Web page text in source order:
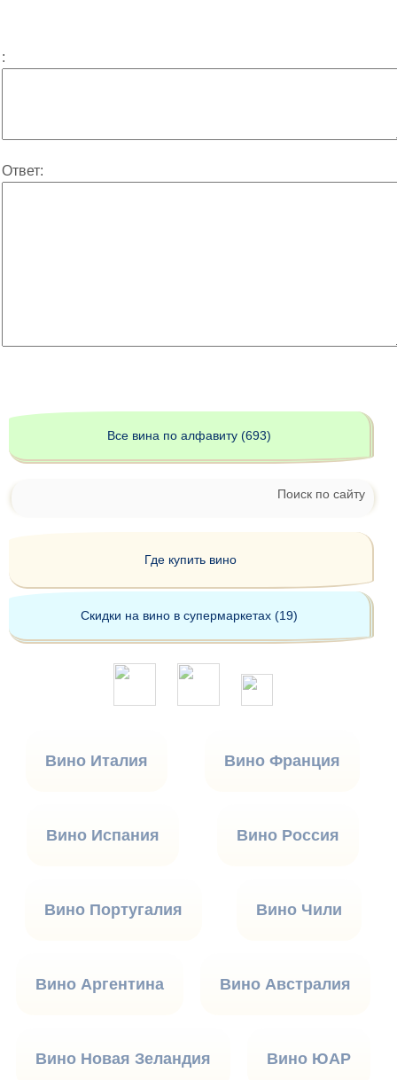
:
Ответ:
Все вина по алфавиту (693)
Поиск по сайту
Где купить вино
Скидки на вино в супермаркетах (19)
Вино Италия Вино Франция
Вино Испания Вино Россия
Вино Португалия Вино Чили
Вино Аргентина Вино Австралия
Вино Новая Зеландия Вино ЮАР